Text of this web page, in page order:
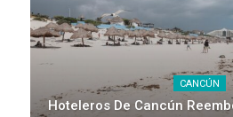
CANCÚN
Hoteleros De Cancún